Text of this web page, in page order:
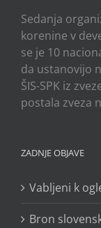
Sedanja
korenine v
se je 10
da ustanovijo
ŠIS-SPK iz
postala zveza
ZADNJE OBJAVE
Vabljeni k
Bron